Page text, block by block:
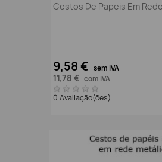
Cestos De Papeis Em
9,58 € sem IVA
11,78 € com IVA
0 Avaliação(ões)